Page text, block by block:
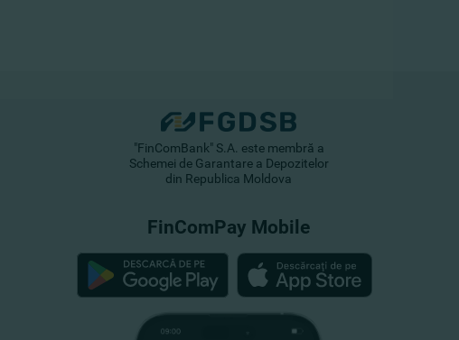
"FinComBank" S.A. este membră a
Schemei de Garantare a Depozitelor
din Republica Moldova
FinComPay Mobile